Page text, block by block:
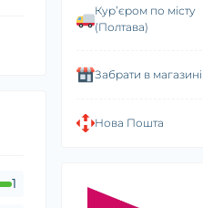
Курʼєром по місту
(Полтава)
Забрати в магазині
Нова Пошта
1